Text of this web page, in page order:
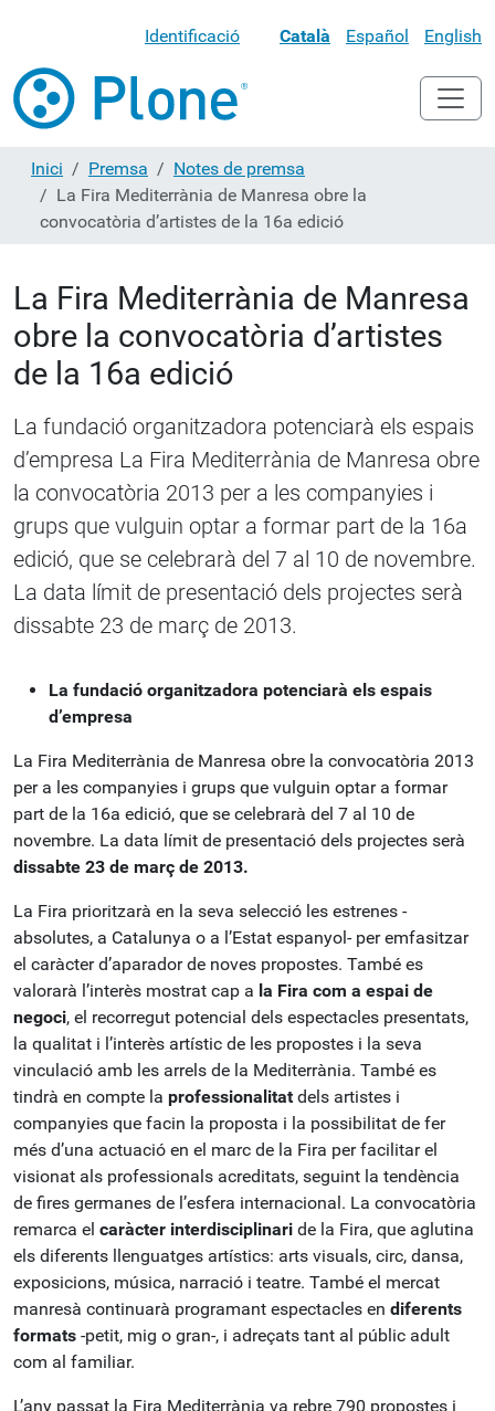
Identificació Català Español English
Inici Premsa
Notes de premsa
La Fira Mediterrània de Manresa obre la
convocatòria d’artistes de la 16a edició
La Fira Mediterrània de Manresa
obre la convocatòria d’artistes
de la 16a edició
La fundació organitzadora potenciarà els espais
d’empresa La Fira Mediterrània de Manresa obre
la convocatòria 2013 per a les companyies i
grups que vulguin optar a formar part de la 16a
edició, que se celebrarà del 7 al 10 de novembre.
La data límit de presentació dels projectes serà
dissabte 23 de març de 2013.
La fundació organitzadora potenciarà els espais
d’empresa
La Fira Mediterrània de Manresa obre la convocatòria 2013
per a les companyies i grups que vulguin optar a formar
part de la 16a edició, que se celebrarà del 7 al 10 de
novembre. La data límit de presentació dels projectes serà
dissabte 23 de març de 2013.
La Fira prioritzarà en la seva selecció les estrenes -
absolutes, a Catalunya o a l’Estat espanyol- per emfasitzar
el caràcter d’aparador de noves propostes. També es
valorarà l’interès mostrat cap a la Fira com a espai de
negoci, el recorregut potencial dels espectacles presentats,
la qualitat i l’interès artístic de les propostes i la seva
vinculació amb les arrels de la Mediterrània. També es
tindrà en compte la professionalitat dels artistes i
companyies que facin la proposta i la possibilitat de fer
més d’una actuació en el marc de la Fira per facilitar el
visionat als professionals acreditats, seguint la tendència
de fires germanes de l’esfera internacional. La convocatòria
remarca el caràcter interdisciplinari de la Fira, que aglutina
els diferents llenguatges artístics: arts visuals, circ, dansa,
exposicions, música, narració i teatre. També el mercat
manresà continuarà programant espectacles en diferents
formats -petit, mig o gran-, i adreçats tant al públic adult
com al familiar.
L’any passat la Fira Mediterrània va rebre 790 propostes i